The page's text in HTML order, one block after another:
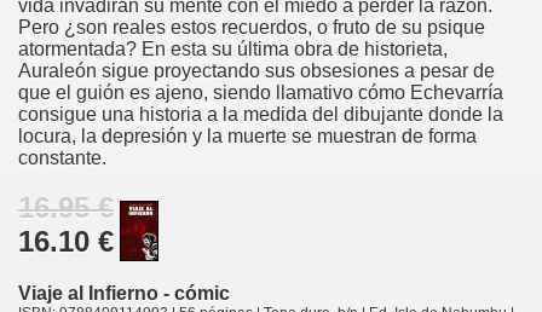
vida invadirán su mente con el miedo a perder la razón.
Pero ¿son reales estos recuerdos, o fruto de su psique
atormentada? En esta su última obra de historieta,
Auraleón sigue proyectando sus obsesiones a pesar de
que el guión es ajeno, siendo llamativo cómo Echevarría
consigue una historia a la medida del dibujante donde la
locura, la depresión y la muerte se muestran de forma
constante.
16.95 €
16.10 €
Viaje al Infierno - cómic